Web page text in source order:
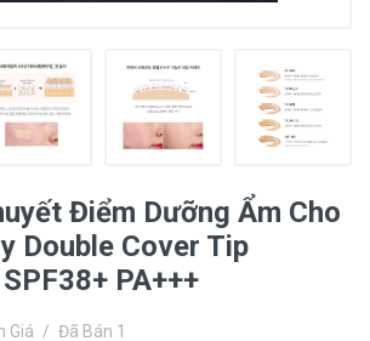
Điểm Dưỡng Ẩm Cho
Double Cover Tip
PA+++
Giá / Đã Bán 1